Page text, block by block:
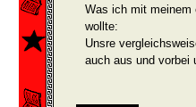
Was ich mit meinem
wollte:
Unsre
auch aus und vorbei